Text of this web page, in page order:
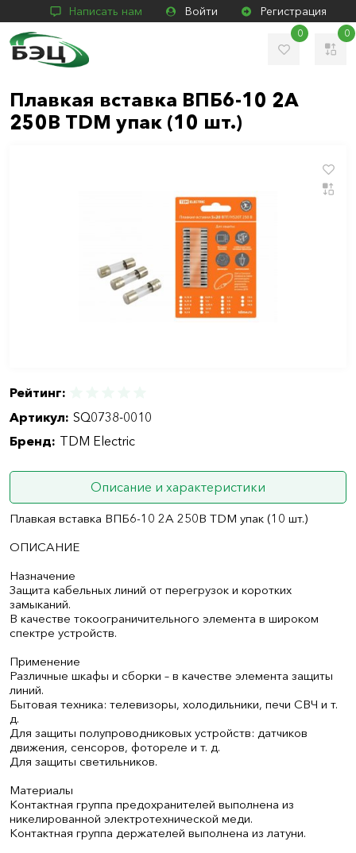
Написать нам Войти Регистрация
0 0
Плавкая вставка ВПБ6-10 2А
250В TDM упак (10 шт.)
Рейтинг:
Артикул: SQ0738-0010
Бренд: TDM Electric
Описание и характеристики
Плавкая вставка ВПБ6-10 2А 250В TDM упак (10 шт.)
ОПИСАНИЕ
Назначение
Защита кабельных линий от перегрузок и коротких
замыканий.
В качестве токоограничительного элемента в широком
спектре устройств.
Применение
Различные шкафы и сборки – в качестве элемента защиты
линий.
Бытовая техника: телевизоры, холодильники, печи СВЧ и т.
д.
Для защиты полупроводниковых устройств: датчиков
движения, сенсоров, фотореле и т. д.
Для защиты светильников.
Материалы
Контактная группа предохранителей выполнена из
никелированной электротехнической меди.
Контактная группа держателей выполнена из латуни.